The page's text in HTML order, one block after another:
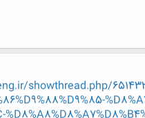
showthread.php/651432-